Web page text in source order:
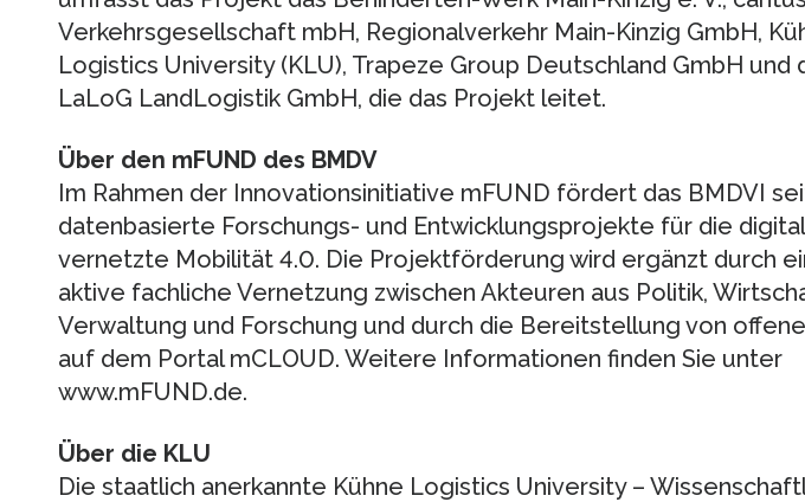
Verkehrsgesellschaft mbH, Regionalverkehr Main-Kinzig GmbH,
Logistics University (KLU), Trapeze Group Deutschland GmbH und
LaLoG LandLogistik GmbH, die das Projekt leitet.
Über den mFUND des BMDV
Im Rahmen der Innovationsinitiative mFUND fördert das BMDVI
datenbasierte Forschungs- und Entwicklungsprojekte für die
vernetzte Mobilität 4.0. Die Projektförderung wird ergänzt durch
aktive fachliche Vernetzung zwischen Akteuren aus Politik,
Verwaltung und Forschung und durch die Bereitstellung von
auf dem Portal mCLOUD. Weitere Informationen finden Sie unter
www.mFUND.de.
Über die KLU
Die staatlich anerkannte Kühne Logistics University –